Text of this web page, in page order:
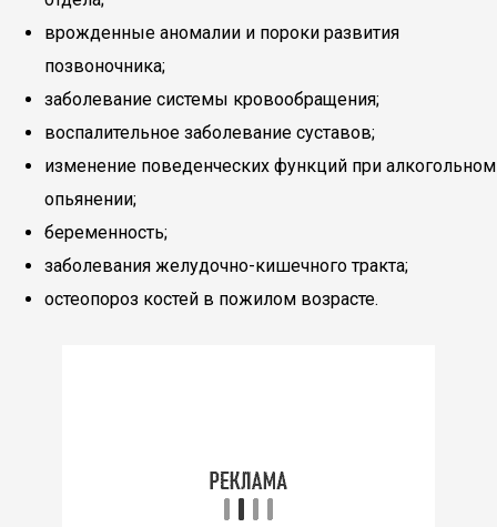
врожденные аномалии и пороки развития
позвоночника;
заболевание системы кровообращения;
воспалительное заболевание суставов;
изменение поведенческих функций при алкогольном
опьянении;
беременность;
заболевания желудочно-кишечного тракта;
остеопороз костей в пожилом возрасте.